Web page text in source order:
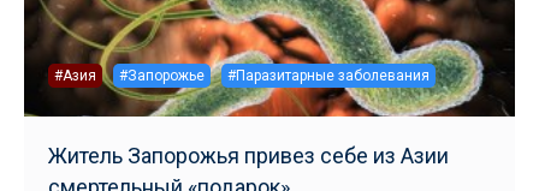
#Азия #Запорожье #Паразитарные заболевания
Житель Запорожья привез себе из Азии